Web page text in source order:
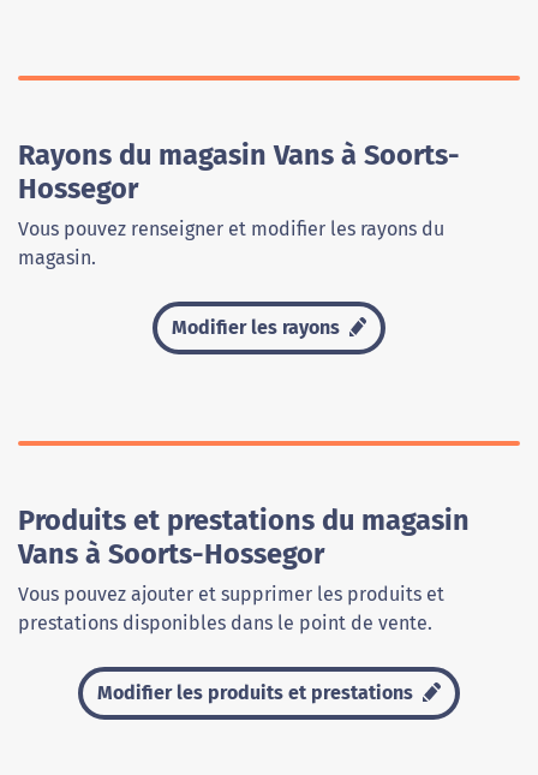
Rayons du magasin Vans à Soorts-
Hossegor
Vous pouvez renseigner et modifier les rayons du
magasin.
Modifier les rayons
Produits et prestations du magasin
Vans à Soorts-Hossegor
Vous pouvez ajouter et supprimer les produits et
prestations disponibles dans le point de vente.
Modifier les produits et prestations